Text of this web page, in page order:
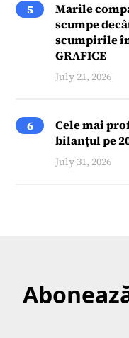
5
Marile
scumpe
scumpirile
GRAFICE
July 21, 2026
6
Cele mai
bilanțul pe
July 31, 2026